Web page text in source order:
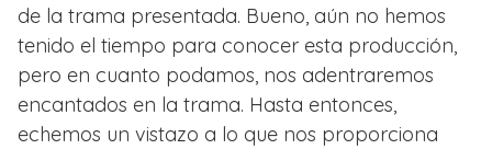
de la trama presentada. Bueno, aún no hemos
tenido el tiempo para conocer esta producción,
pero en cuanto podamos, nos adentraremos
encantados en la trama. Hasta entonces,
echemos un vistazo a lo que nos proporciona